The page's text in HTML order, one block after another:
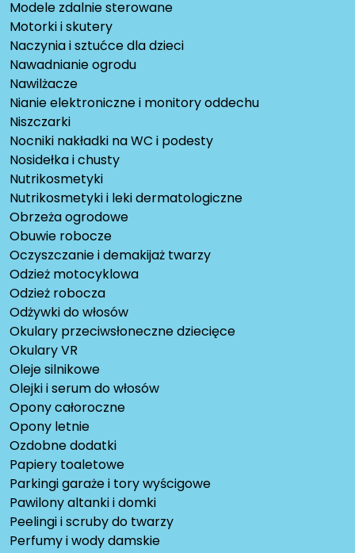
Modele zdalnie sterowane
Motorki i skutery
Naczynia i sztućce dla dzieci
Nawadnianie ogrodu
Nawilżacze
Nianie elektroniczne i monitory oddechu
Niszczarki
Nocniki nakładki na WC i podesty
Nosidełka i chusty
Nutrikosmetyki
Nutrikosmetyki i leki dermatologiczne
Obrzeża ogrodowe
Obuwie robocze
Oczyszczanie i demakijaż twarzy
Odzież motocyklowa
Odzież robocza
Odżywki do włosów
Okulary przeciwsłoneczne dziecięce
Okulary VR
Oleje silnikowe
Olejki i serum do włosów
Opony całoroczne
Opony letnie
Ozdobne dodatki
Papiery toaletowe
Parkingi garaże i tory wyścigowe
Pawilony altanki i domki
Peelingi i scruby do twarzy
Perfumy i wody damskie